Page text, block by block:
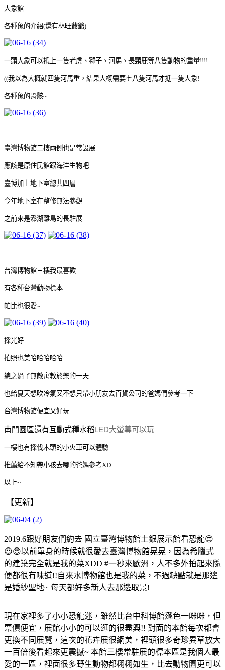
大象館
各種象的介紹(還有林旺爺爺)
一頭大象可以抵上一隻老虎、獅子、河馬、長頸鹿等八隻動物的重量!!!!
((我以為大概就四隻河馬重，結果大概需要七八隻河馬才抵一隻大象!
各種象的骨骸~
臺灣博物館二樓兩側也是常設展
應該是原住民館跟海洋生物吧
臺博加上地下室總共四層
今年地下室在整修無法參觀
之前來是澎湖離島的長駐展
台灣博物館三樓我最喜歡
有各種台灣動物標本
帕比也很愛~
採光好
拍照也美哈哈哈哈哈
總之過了無敵寓教於樂的一天
也給夏天想吹冷氣又不想只帶小朋友去百貨公司的爸媽們參考一下
台灣博物館便宜又好玩
南門園區還有互動式種水稻LED大螢幕可以玩
一樓也有採伐木頭的小火車可以體驗
推薦給不知帶小孩去哪的爸媽參考XD
以上~
【更新】
2019.6跟好朋友們約去 國立臺灣博物館土銀展示館看恐龍😍
😍😍以前單身的時候就很愛去臺灣博物館晃晃，因為希臘式
的建築完全就是我的菜XDD #一秒來歐洲，人不多外拍起來隨
便都很有味道!!自來水博物館也是我的菜，不過缺點就是那邊
是婚紗聖地~ 每天都好多新人去那邊取景!
現在家裡多了小小恐龍迷，雖然比台中科博館遜色一咪咪，但
票價便宜，展館小小的可以逛的很盡興!! 對面的本館每次都會
更換不同展覽，這次的花卉展很網美，裡頭很多奇珍異草放大
一百倍後看起來更震撼~ 本館三樓常駐展的標本區是我個人最
愛的一區，裡面很多野生動物都栩栩如生，比去動物園更可以